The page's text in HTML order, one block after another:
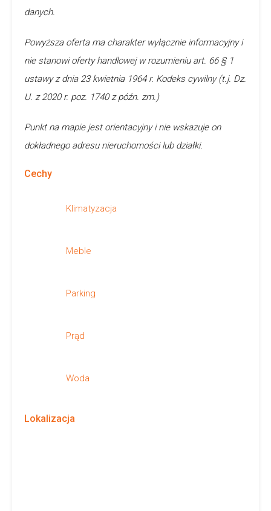
danych.
Powyższa oferta ma charakter wyłącznie informacyjny i
nie stanowi oferty handlowej w rozumieniu art. 66 § 1
ustawy z dnia 23 kwietnia 1964 r. Kodeks cywilny (t.j. Dz.
U. z 2020 r. poz. 1740 z późn. zm.)
Punkt na mapie jest orientacyjny i nie wskazuje on
dokładnego adresu nieruchomości lub działki.
Cechy
Klimatyzacja
Meble
Parking
Prąd
Woda
Lokalizacja